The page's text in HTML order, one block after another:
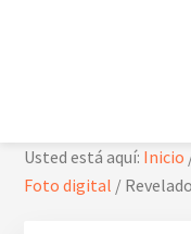
Usted está aquí: Inicio
Foto digital /